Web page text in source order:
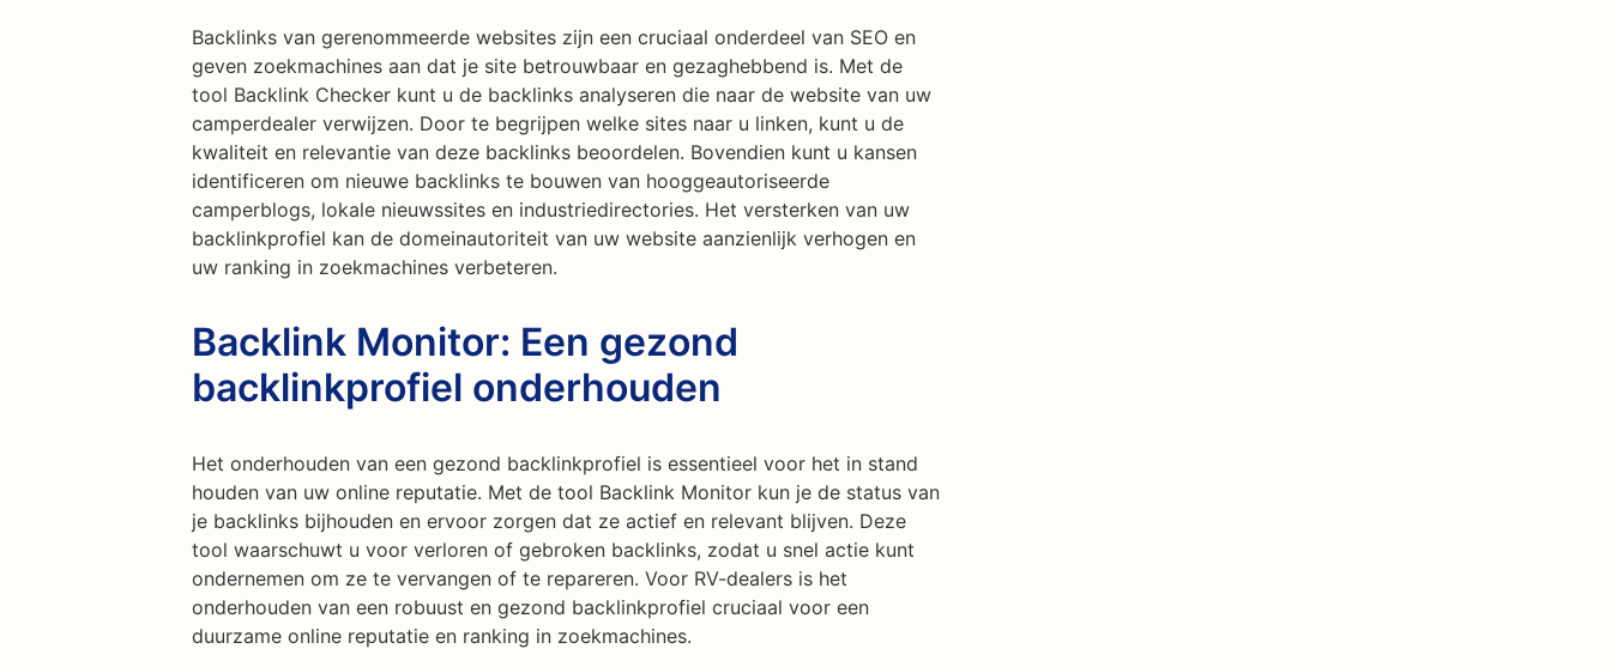
Backlinks van gerenommeerde websites zijn een cruciaal onderdeel van SEO en
geven zoekmachines aan dat je site betrouwbaar en gezaghebbend is. Met de
tool Backlink Checker kunt u de backlinks analyseren die naar de website van uw
camperdealer verwijzen. Door te begrijpen welke sites naar u linken, kunt u de
kwaliteit en relevantie van deze backlinks beoordelen. Bovendien kunt u kansen
identificeren om nieuwe backlinks te bouwen van hooggeautoriseerde
camperblogs, lokale nieuwssites en industriedirectories. Het versterken van uw
backlinkprofiel kan de domeinautoriteit van uw website aanzienlijk verhogen en
uw ranking in zoekmachines verbeteren.
Backlink Monitor: Een gezond
backlinkprofiel onderhouden
Het onderhouden van een gezond backlinkprofiel is essentieel voor het in stand
houden van uw online reputatie. Met de tool Backlink Monitor kun je de status van
je backlinks bijhouden en ervoor zorgen dat ze actief en relevant blijven. Deze
tool waarschuwt u voor verloren of gebroken backlinks, zodat u snel actie kunt
ondernemen om ze te vervangen of te repareren. Voor RV-dealers is het
onderhouden van een robuust en gezond backlinkprofiel cruciaal voor een
duurzame online reputatie en ranking in zoekmachines.